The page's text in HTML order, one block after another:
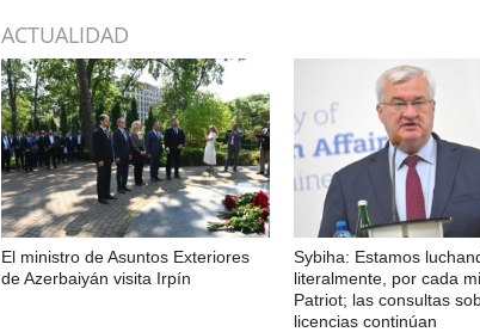
ACTUALIDAD
El ministro de Asuntos Exteriores
de Azerbaiyán visita Irpín
Sybiha: Estamos
literalmente, por cada
Patriot; las consultas
licencias continúan